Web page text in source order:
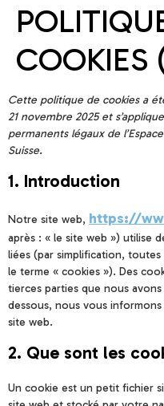
COOKIES
Cette politique de cookies a
21 novembre 2025 et
permanents légaux de
Suisse.
1. Introduction
Notre site web, https://
après : « le site web ») utilise
liées (par simplification,
le terme « cookies »). Des
tierces parties que nous
dessous, nous vous
site web.
2. Que sont les
Un cookie est un petit fichier